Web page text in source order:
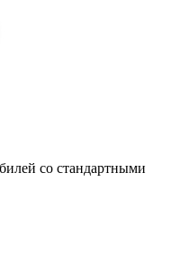
со стандартными